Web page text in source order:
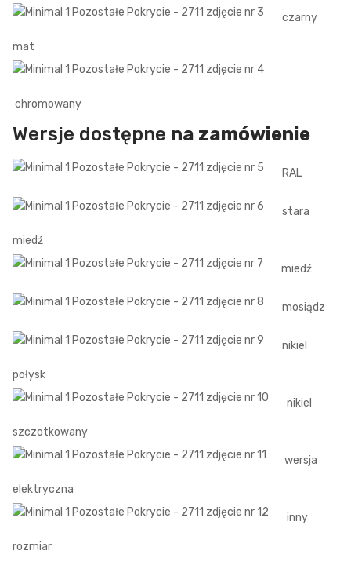
czarny
mat
chromowany
Wersje dostępne na zamówienie
RAL
stara
miedź
miedź
mosiądz
nikiel
połysk
nikiel
szczotkowany
wersja
elektryczna
inny
rozmiar